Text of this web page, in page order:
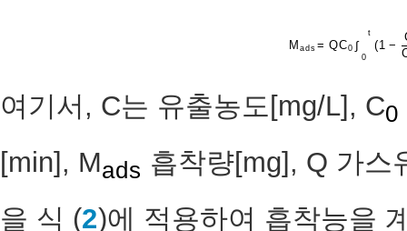
M ads = QC0 ∫
t
0
(1 −
Mads=QC0∫ (1 −C
여기서, C는 유출농도[mg/L], C0
[min], Mads 흡착량[mg], Q 가스
을 식 (2)에 적용하여 흡착능을